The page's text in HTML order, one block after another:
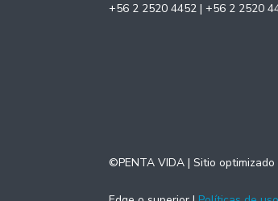
+56 2 2520 4452 | +56 2 2520
©PENTA VIDA | Sitio